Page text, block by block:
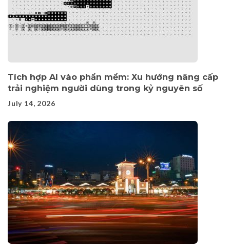
Tích hợp AI vào phần mềm: Xu hướng nâng cấp
trải nghiệm người dùng trong kỷ nguyên số
July 14, 2026